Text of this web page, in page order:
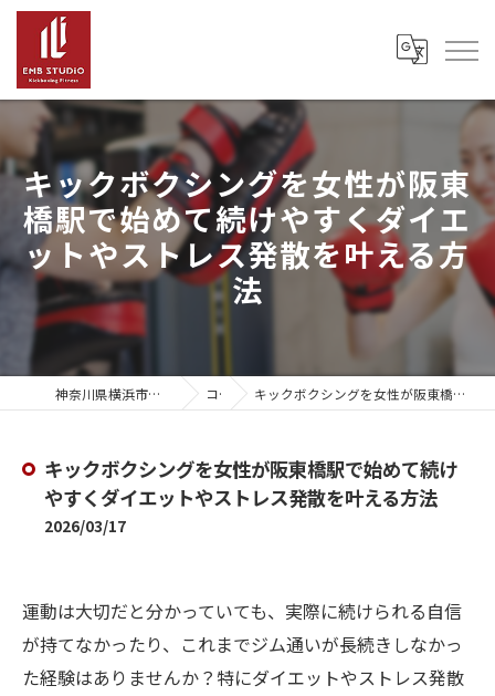
キックボクシングを女性が阪東
橋駅で始めて続けやすくダイエ
ットやストレス発散を叶える方
法
神奈川県横浜市のキックボクシングならEMB Studio コラム キックボクシングを女性が阪東橋駅で始めて続けやすくダイエットやストレス発散を叶える方法
キックボクシングを女性が阪東橋駅で始めて続け
やすくダイエットやストレス発散を叶える方法
2026/03/17
運動は大切だと分かっていても、実際に続けられる自信
が持てなかったり、これまでジム通いが長続きしなかっ
た経験はありませんか？特にダイエットやストレス発散